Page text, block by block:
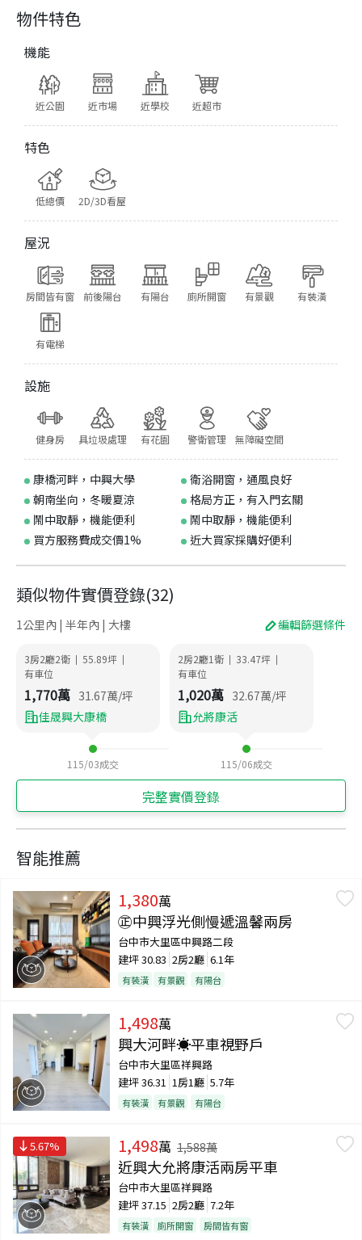
物件特色
機能
近公園 近市場 近學校 近超市
特色
低總價 2D/3D看屋
屋況
房間皆有窗 前後陽台 有陽台 廁所開窗 有景觀 有裝潢
有電梯
設施
健身房 具垃圾處理 有花園 警衛管理 無障礙空間
康橋河畔，中興大學
衛浴開窗，通風良好
朝南坐向，冬暖夏涼
格局方正，有入門玄關
鬧中取靜，機能便利
鬧中取靜，機能便利
買方服務費成交價1%
近大買家採購好便利
類似物件實價登錄(32)
1公里內 | 半年內 | 大樓 編輯篩選條件
3房2廳2衛 | 55.89坪 |
有車位
1,770萬 31.67萬/坪
佳晟興大康橋
115/03成交
2房2廳1衛 | 33.47坪 |
有車位
1,020萬 32.67萬/坪
允將康活
115/06成交
完整實價登錄
智能推薦
1,380萬
㊣中興浮光側慢遞溫馨兩房
台中市大里區中興路二段
建坪30.83 2房2廳 6.1年
有裝潢 有景觀 有陽台
1,498萬
興大河畔☀️平車視野戶
台中市大里區祥興路
建坪36.31 1房1廳 5.7年
有裝潢 有景觀 有陽台
5.67% 1,498萬 1,588萬
近興大允將康活兩房平車
台中市大里區祥興路
建坪37.15 2房2廳 7.2年
有裝潢 廁所開窗 房間皆有窗